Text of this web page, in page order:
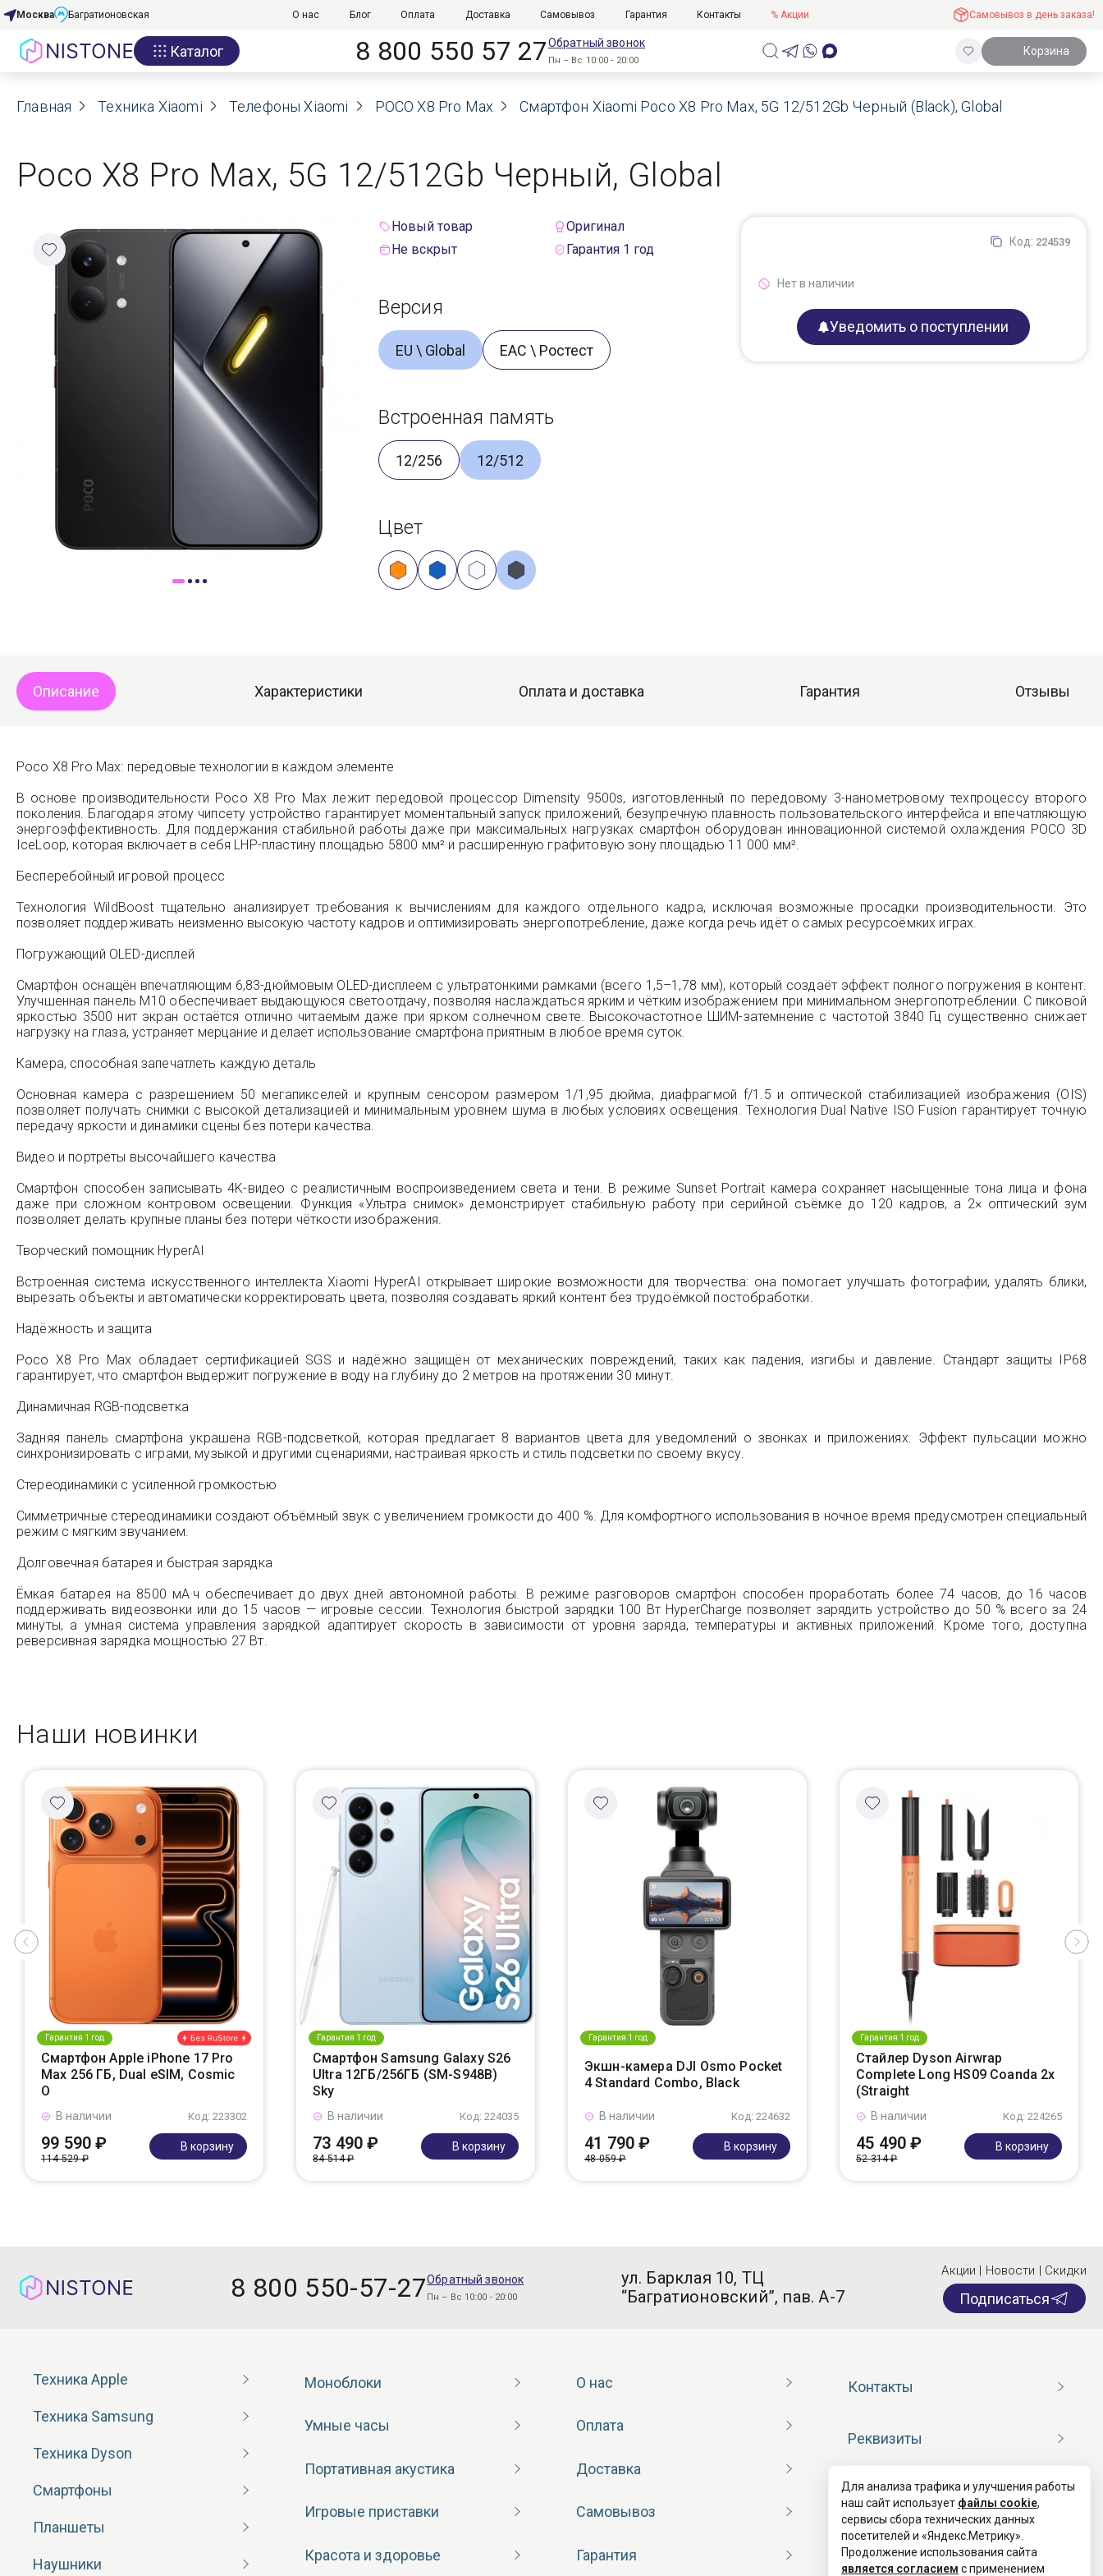
Акции
О нас
Реквизиты
Контакты
Гарантия
Trade-In
Москва Багратионовская О нас Блог Оплата Доставка Самовывоз Гарантия Контакты % Акции Самовывоз в день заказа!
Каталог 8 800 550 57 27Обратный звонок
Пн – Вс 10:00 - 20:00
Корзина
Главная Техника Xiaomi Телефоны Xiaomi POCO X8 Pro Max Смартфон Xiaomi Poco X8 Pro Max, 5G 12/512Gb Черный (Black), Global
Poco X8 Pro Max, 5G 12/512Gb Черный, Global
Новый товар
Оригинал
Не вскрыт
Гарантия 1 год
Версия
EU \ Global ЕАС \ Ростест
Встроенная память
12/256 12/512
Цвет
Код: 224539
Нет в наличии
Уведомить о поступлении
Описание Характеристики Оплата и доставка Гарантия Отзывы
Poco X8 Pro Max: передовые технологии в каждом элементе
В основе производительности Poco X8 Pro Max лежит передовой процессор Dimensity 9500s, изготовленный по передовому 3-нанометровому техпроцессу второго
поколения. Благодаря этому чипсету устройство гарантирует моментальный запуск приложений, безупречную плавность пользовательского интерфейса и впечатляющую
энергоэффективность. Для поддержания стабильной работы даже при максимальных нагрузках смартфон оборудован инновационной системой охлаждения POCO 3D
IceLoop, которая включает в себя LHP-пластину площадью 5800 мм² и расширенную графитовую зону площадью 11 000 мм².
Бесперебойный игровой процесс
Технология WildBoost тщательно анализирует требования к вычислениям для каждого отдельного кадра, исключая возможные просадки производительности. Это
позволяет поддерживать неизменно высокую частоту кадров и оптимизировать энергопотребление, даже когда речь идёт о самых ресурсоёмких играх.
Погружающий OLED-дисплей
Смартфон оснащён впечатляющим 6,83-дюймовым OLED-дисплеем с ультратонкими рамками (всего 1,5–1,78 мм), который создаёт эффект полного погружения в контент.
Улучшенная панель M10 обеспечивает выдающуюся светоотдачу, позволяя наслаждаться ярким и чётким изображением при минимальном энергопотреблении. С пиковой
яркостью 3500 нит экран остаётся отлично читаемым даже при ярком солнечном свете. Высокочастотное ШИМ-затемнение с частотой 3840 Гц существенно снижает
нагрузку на глаза, устраняет мерцание и делает использование смартфона приятным в любое время суток.
Камера, способная запечатлеть каждую деталь
Основная камера с разрешением 50 мегапикселей и крупным сенсором размером 1/1,95 дюйма, диафрагмой f/1.5 и оптической стабилизацией изображения (OIS)
позволяет получать снимки с высокой детализацией и минимальным уровнем шума в любых условиях освещения. Технология Dual Native ISO Fusion гарантирует точную
передачу яркости и динамики сцены без потери качества.
Видео и портреты высочайшего качества
Смартфон способен записывать 4K-видео с реалистичным воспроизведением света и тени. В режиме Sunset Portrait камера сохраняет насыщенные тона лица и фона
даже при сложном контровом освещении. Функция «Ультра снимок» демонстрирует стабильную работу при серийной съёмке до 120 кадров, а 2× оптический зум
позволяет делать крупные планы без потери чёткости изображения.
Творческий помощник HyperAI
Встроенная система искусственного интеллекта Xiaomi HyperAI открывает широкие возможности для творчества: она помогает улучшать фотографии, удалять блики,
вырезать объекты и автоматически корректировать цвета, позволяя создавать яркий контент без трудоёмкой постобработки.
Надёжность и защита
Poco X8 Pro Max обладает сертификацией SGS и надёжно защищён от механических повреждений, таких как падения, изгибы и давление. Стандарт защиты IP68
гарантирует, что смартфон выдержит погружение в воду на глубину до 2 метров на протяжении 30 минут.
Динамичная RGB-подсветка
Задняя панель смартфона украшена RGB-подсветкой, которая предлагает 8 вариантов цвета для уведомлений о звонках и приложениях. Эффект пульсации можно
синхронизировать с играми, музыкой и другими сценариями, настраивая яркость и стиль подсветки по своему вкусу.
Стереодинамики с усиленной громкостью
Симметричные стереодинамики создают объёмный звук с увеличением громкости до 400 %. Для комфортного использования в ночное время предусмотрен специальный
режим с мягким звучанием.
Долговечная батарея и быстрая зарядка
Ёмкая батарея на 8500 мА·ч обеспечивает до двух дней автономной работы. В режиме разговоров смартфон способен проработать более 74 часов, до 16 часов
поддерживать видеозвонки или до 15 часов — игровые сессии. Технология быстрой зарядки 100 Вт HyperCharge позволяет зарядить устройство до 50 % всего за 24
минуты, а умная система управления зарядкой адаптирует скорость в зависимости от уровня заряда, температуры и активных приложений. Кроме того, доступна
реверсивная зарядка мощностью 27 Вт.
Наши новинки
Гарантия 1 год
Смартфон Apple iPhone 17 Pro
Max 256 ГБ, Dual eSIM, Cosmic
O
Код: 223302
В наличии
99 590 ₽
114 529 ₽
В корзину
Гарантия 1 год
Смартфон Samsung Galaxy S26
Ultra 12ГБ/256ГБ (SM-S948B)
Sky
Код: 224035
В наличии
73 490 ₽
84 514 ₽
В корзину
Гарантия 1 год
Экшн-камера DJI Osmo Pocket
4 Standard Combo, Black
Код: 224632
В наличии
41 790 ₽
48 059 ₽
В корзину
Гарантия 1 год
Стайлер Dyson Airwrap
Complete Long HS09 Coanda 2x
(Straight
Код: 224265
В наличии
45 490 ₽
52 314 ₽
В корзину
8 800 550-57-27Обратный звонок
Пн – Вс 10:00 - 20:00
ул. Барклая 10, ТЦ
“Багратионовский”, пав. А-7
Акции | Новости | Скидки
Подписаться
Техника Apple
Техника Samsung
Техника Dyson
Смартфоны
Планшеты
Наушники
Моноблоки
Умные часы
Портативная акустика
Игровые приставки
Красота и здоровье
О нас
Оплата
Доставка
Самовывоз
Гарантия
Контакты
Реквизиты
Договор оферты
Согласие на обработку ПД
Для анализа трафика и улучшения работы
наш сайт использует файлы cookie,
сервисы сбора технических данных
посетителей и «Яндекс.Метрику».
Продолжение использования сайта
является согласием с применением